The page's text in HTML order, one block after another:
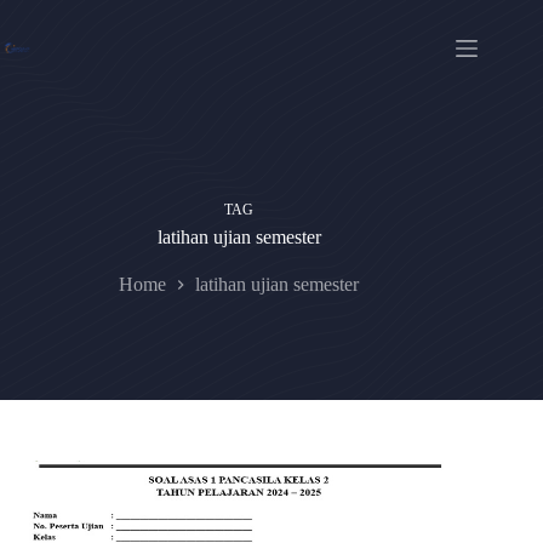
content
TAG
latihan ujian semester
Home latihan ujian semester